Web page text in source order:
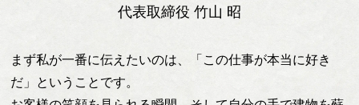
まず私が一番に伝えたいのは、「この仕事が本当に好き
だ」ということです。
代表取締役 竹山 昭